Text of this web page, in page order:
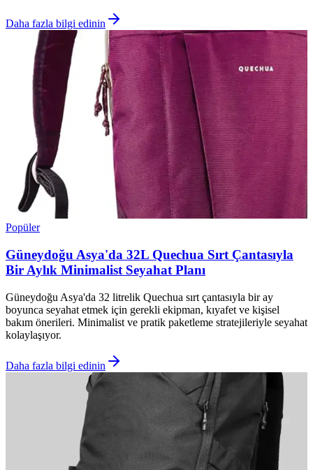
Daha fazla bilgi edinin
Popüler
Güneydoğu Asya'da 32L Quechua Sırt Çantasıyla
Bir Aylık Minimalist Seyahat Planı
Güneydoğu Asya'da 32 litrelik Quechua sırt çantasıyla bir ay
boyunca seyahat etmek için gerekli ekipman, kıyafet ve kişisel
bakım önerileri. Minimalist ve pratik paketleme stratejileriyle seyahat
kolaylaşıyor.
Daha fazla bilgi edinin